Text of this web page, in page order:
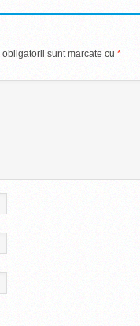
obligatorii sunt marcate cu*